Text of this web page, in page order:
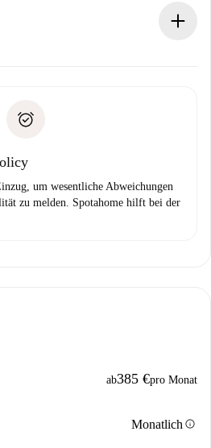
muss, entstehen keine
um wesentliche Abweichungen
zu melden. Spotahome hilft bei der
ab385 €pro Monat
Monatlich info